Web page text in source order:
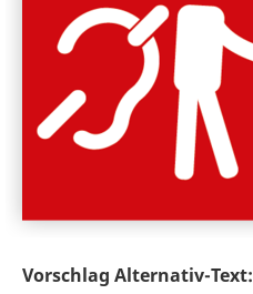
Vorschlag Alternativ-Text: